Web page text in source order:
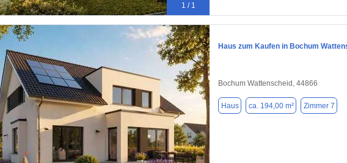
1 / 1
Haus zum Kaufen in Bochum
Bochum Wattenscheid, 44866
Haus ca. 194,00 m² Zimmer 7